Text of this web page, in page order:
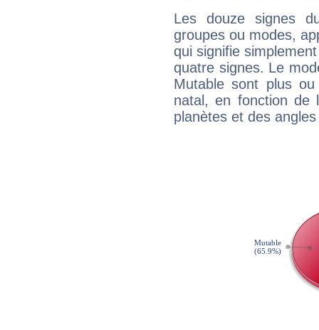
Les douze signes
groupes ou modes,
qui signifie
quatre signes. Le
Mutable sont plus
natal, en fonction de
planètes et des